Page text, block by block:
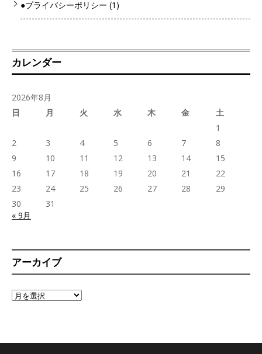
●プライバシーポリシー (1)
カレンダー
2026年8月
日
月 火 水 木 金
土
1
2
3 4 5 6 7
8
9
10 11 12 13 14
15
16
17 18 19 20 21
22
23
24 25 26 27 28
29
30
31
« 9月
アーカイブ
ア
ー